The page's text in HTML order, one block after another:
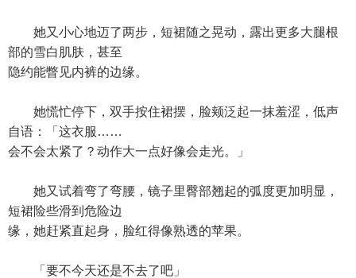
她又小心地迈了两步，短裙随之晃动，露出更多大腿根
部的雪白肌肤，甚至
隐约能瞥见内裤的边缘。
她慌忙停下，双手按住裙摆，脸颊泛起一抹羞涩，低声
自语：「这衣服……
会不会太紧了？动作大一点好像会走光。」
她又试着弯了弯腰，镜子里臀部翘起的弧度更加明显，
短裙险些滑到危险边
缘，她赶紧直起身，脸红得像熟透的苹果。
「要不今天还是不去了吧」